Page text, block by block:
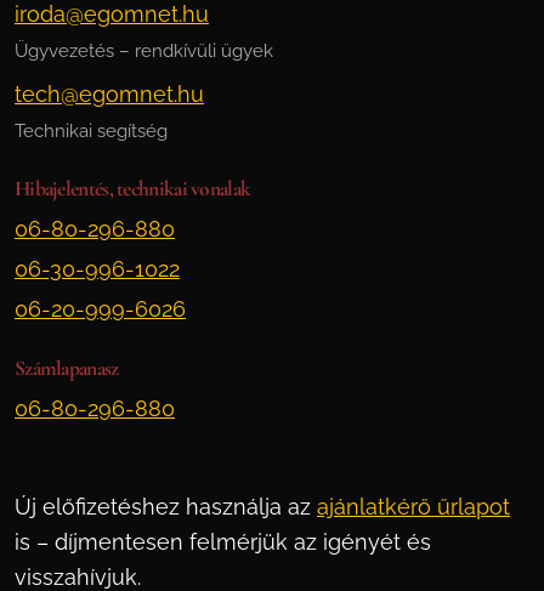
iroda@egomnet.hu
Ügyvezetés – rendkívüli ügyek
tech@egomnet.hu
Technikai segítség
Hibajelentés, technikai vonalak
06-80-296-880
06-30-996-1022
06-20-999-6026
Számlapanasz
06-80-296-880
Új előfizetéshez használja az ajánlatkérő űrlapot
is – díjmentesen felmérjük az igényét és
visszahívjuk.